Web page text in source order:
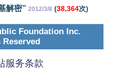
解密” 2012/3/8 (38,364次)
Foundation Inc.
服务条款